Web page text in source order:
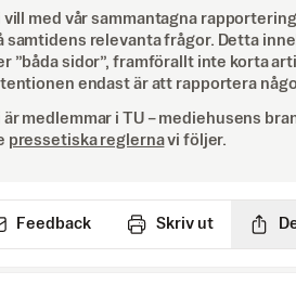
vill med vår sammantagna
samtidens relevanta frågor. Detta
”båda sidor”, framförallt inte korta
endast är att rapportera
är medlemmar i TU – mediehusens
pressetiska reglernavi följer.
Feedback Skriv ut